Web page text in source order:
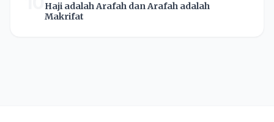
Haji adalah Arafah dan Arafah adalah
Makrifat